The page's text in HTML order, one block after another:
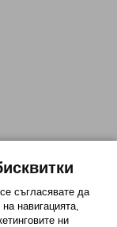
съгласявате да
навигацията,
ни